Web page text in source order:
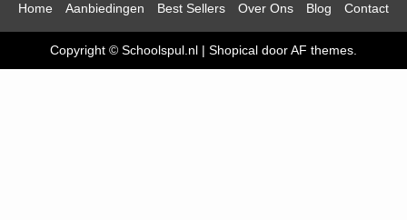
Home Aanbiedingen Best Sellers Over Ons Blog Contact
Copyright © Schoolspul.nl | Shopical door AF themes.